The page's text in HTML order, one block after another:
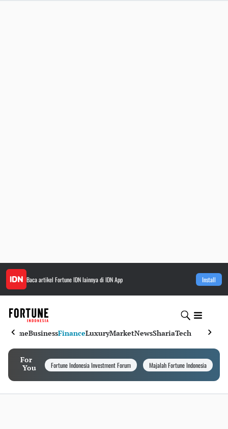
Baca artikel Fortune IDNlainnya di IDN App Install
HomeBusinessFinanceLuxuryMarketNewsShariaTech
For
You
Fortune Indonesia Investment Forum Majalah Fortune Indonesia